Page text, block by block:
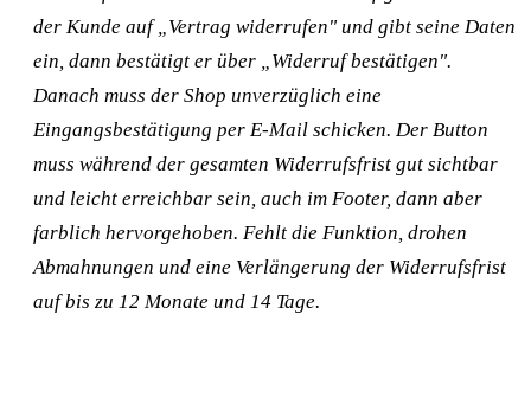
der Kunde auf „Vertrag widerrufen" und gibt seine Daten
ein, dann bestätigt er über „Widerruf bestätigen".
Danach muss der Shop unverzüglich eine
Eingangsbestätigung per E-Mail schicken. Der Button
muss während der gesamten Widerrufsfrist gut sichtbar
und leicht erreichbar sein, auch im Footer, dann aber
farblich hervorgehoben. Fehlt die Funktion, drohen
Abmahnungen und eine Verlängerung der Widerrufsfrist
auf bis zu 12 Monate und 14 Tage.